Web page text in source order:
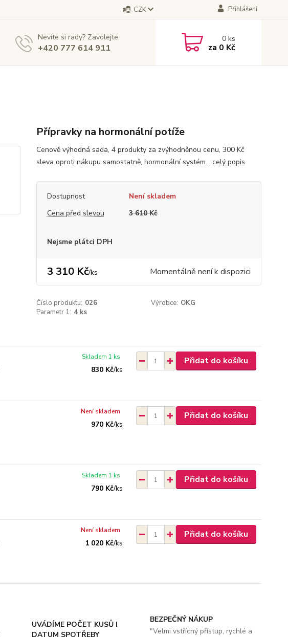
CZK Přihlášení
Nevíte si rady? Zavolejte.
+420 777 614 911
0ks
za 0 Kč
Přípravky na hormonální potíže
Cenově výhodná sada, 4 produkty za zvýhodněnou cenu, 300 Kč
sleva oproti nákupu samostatně, hormonální systém... celý popis
Dostupnost
Není skladem
Cena před slevou
3 610 Kč
Nejsme plátci DPH
3 310 Kč/ks Momentálně není k dispozici
Číslo produktu: 026 Výrobce: OKG
Parametr 1: 4 ks
830 Kč/ks
Skladem 1 ks Přidat do košíku
970 Kč/ks
Není skladem Přidat do košíku
790 Kč/ks
Skladem 1 ks Přidat do košíku
1 020 Kč/ks
Není skladem Přidat do košíku
UVÁDÍME POČET KUSŮ I
DATUM SPOTŘEBY
BEZPEČNÝ NÁKUP
"Velmi vstřícný přístup, rychlé a